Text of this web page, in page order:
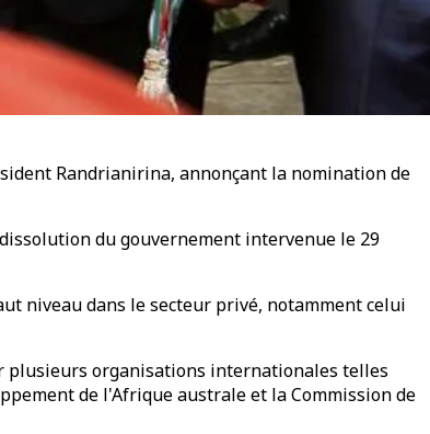
Randrianirina, annonçant la nomination de
du gouvernement intervenue le 29
niveau dans le secteur privé, notamment celui
plusieurs organisations internationales telles
de l'Afrique australe et la Commission de